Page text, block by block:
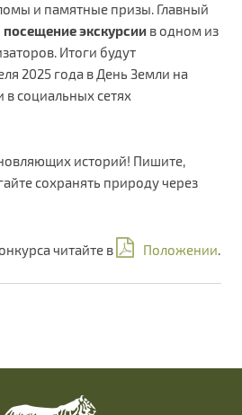
и памятные призы. Главный
экскурсии в одном из
Итоги будут
2025 года в День Земли на
социальных сетях
историй! Пишите,
сохранять природу через
читайте в Положении.